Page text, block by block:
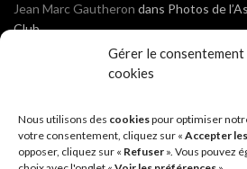
Gérer le consentement
cookies
Nous utilisons des cookiespour optimiser
votre consentement, cliquez sur « Accepter
opposer, cliquez sur « Refuser ». Vous pouvez
Jean Marc Gautheron dans Photos de
Club
Photos de l’Assemblée
Sébastien dans Cyclocross de Brochon
Breniauxdans Cyclocross de Brochon